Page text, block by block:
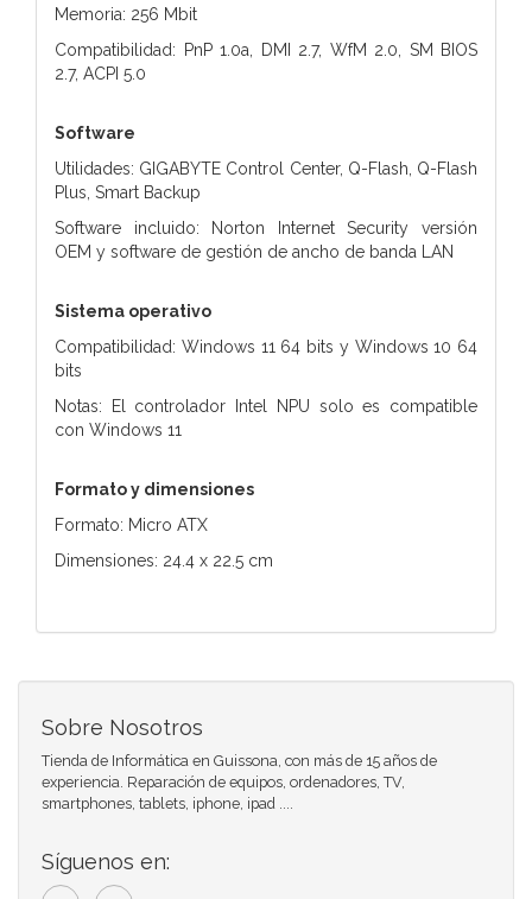
Memoria: 256 Mbit
Compatibilidad: PnP 1.0a, DMI 2.7, WfM 2.0, SM BIOS
2.7, ACPI 5.0
Software
Utilidades: GIGABYTE Control Center, Q-Flash, Q-Flash
Plus, Smart Backup
Software incluido: Norton Internet Security versión
OEM y software de gestión de ancho de banda LAN
Sistema operativo
Compatibilidad: Windows 11 64 bits y Windows 10 64
bits
Notas: El controlador Intel NPU solo es compatible
con Windows 11
Formato y dimensiones
Formato: Micro ATX
Dimensiones: 24.4 x 22.5 cm
Sobre Nosotros
Tienda de Informática en Guissona, con más de 15 años de
experiencia. Reparación de equipos, ordenadores, TV,
smartphones, tablets, iphone, ipad ....
Síguenos en: